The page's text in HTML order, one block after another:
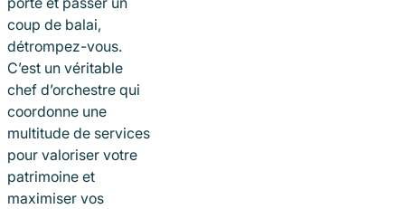
coup de balai,
détrompez-vous.
C’est un véritable
chef d’orchestre qui
coordonne une
multitude de services
pour valoriser votre
patrimoine et
maximiser vos